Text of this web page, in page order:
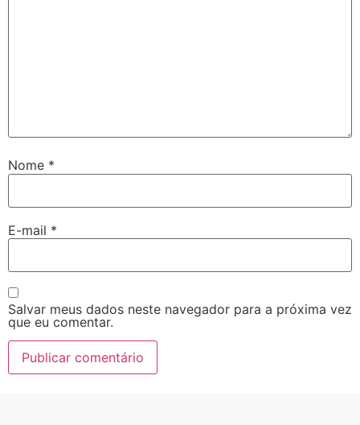
Nome *
E-mail *
Salvar meus dados neste navegador para a próxima vez
que eu comentar.